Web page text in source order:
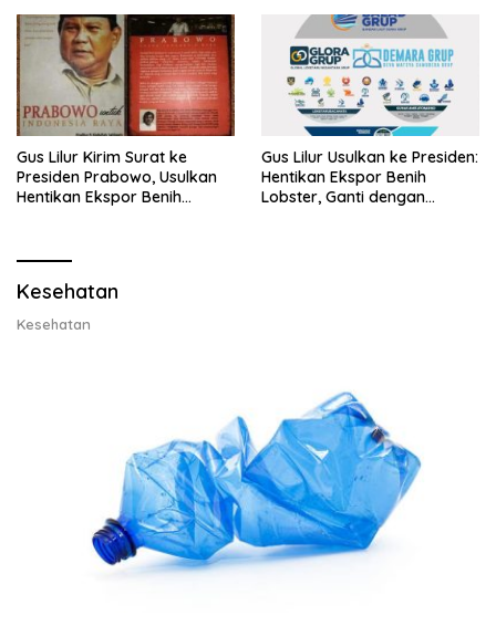
Gus Lilur Kirim Surat ke
Presiden Prabowo, Usulkan
Hentikan Ekspor Benih
Gus Lilur Usulkan ke Presiden:
Hentikan Ekspor Benih
Lobster, Ganti dengan
Kesehatan
Kesehatan